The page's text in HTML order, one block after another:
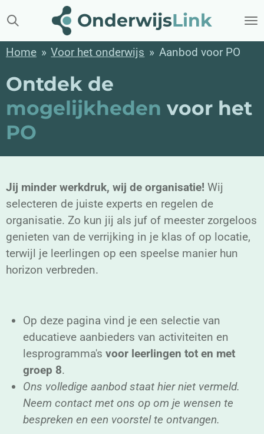
Ga
direct
naar
hoofdinhoud
OnderwijsLink
Home » Voor het onderwijs » Aanbod voor PO
Ontdek de
mogelijkheden voor het
PO
Jij minder werkdruk, wij de organisatie! Wij
selecteren de juiste experts en regelen de
organisatie. Zo kun jij als juf of meester zorgeloos
genieten van de verrijking in je klas of op locatie,
terwijl je leerlingen op een speelse manier hun
horizon verbreden.
Op deze pagina vind je een selectie van
educatieve aanbieders van activiteiten en
lesprogramma's voor leerlingen tot en met
groep 8.
Ons volledige aanbod staat hier niet vermeld.
Neem contact met ons op om je wensen te
bespreken en een voorstel te ontvangen.